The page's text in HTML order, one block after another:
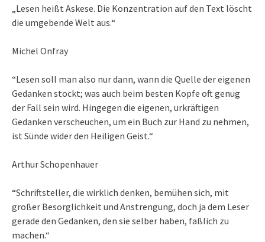
„Lesen heißt Askese. Die Konzentration auf den Text löscht
die umgebende Welt aus.“
Michel Onfray
“Lesen soll man also nur dann, wann die Quelle der eigenen
Gedanken stockt; was auch beim besten Kopfe oft genug
der Fall sein wird. Hingegen die eigenen, urkräftigen
Gedanken verscheuchen, um ein Buch zur Hand zu nehmen,
ist Sünde wider den Heiligen Geist.“
Arthur Schopenhauer
“Schriftsteller, die wirklich denken, bemühen sich, mit
großer Besorglichkeit und Anstrengung, doch ja dem Leser
gerade den Gedanken, den sie selber haben, faßlich zu
machen.“